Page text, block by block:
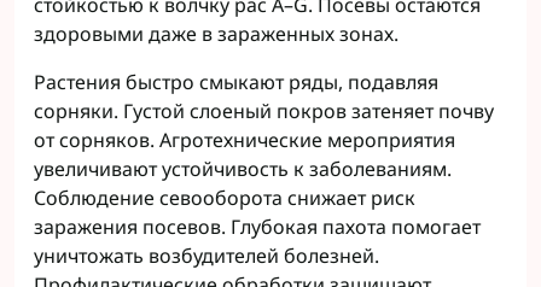
здоровыми даже в зараженных зонах.
Растения быстро смыкают ряды, подавляя
сорняки. Густой слоеный покров затеняет почву
от сорняков. Агротехнические мероприятия
увеличивают устойчивость к заболеваниям.
Соблюдение севооборота снижает риск
заражения посевов. Глубокая пахота помогает
уничтожать возбудителей болезней.